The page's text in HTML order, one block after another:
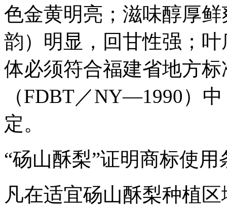
色金黄明亮；滋味醇厚
韵）明显，回甘性强；
体必须符合福建省地方
（FDBT／NY―1990）
定。
“砀山酥梨”证明商标使用
凡在适宜砀山酥梨种植